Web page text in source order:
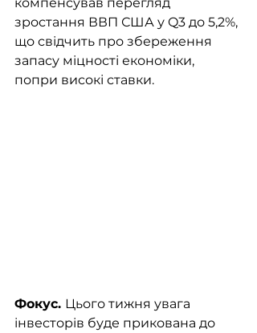
зростання ВВП США у Q3 до 5,2%,
що свідчить про збереження
запасу міцності економіки,
попри високі ставки.
Фокус. Цього тижня увага
інвесторів буде прикована до